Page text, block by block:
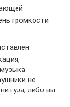
громкости
не
либо вы